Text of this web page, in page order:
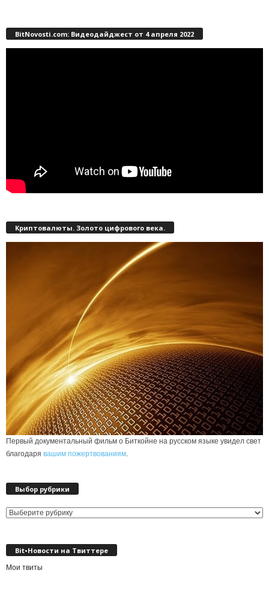
BitNovosti.com: Видеодайджест от 4 апреля 2022
Криптовалюты. Золото цифрового века.
Первый документальный фильм о Биткойне на русском языке увидел свет
благодаря вашим пожертвованиям.
Выбор рубрики
Выбор
Bit•Новости на Твиттере
Мои твиты